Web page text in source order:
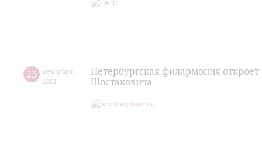
23 сентября
2021
Петербургская филармония
Шостаковича